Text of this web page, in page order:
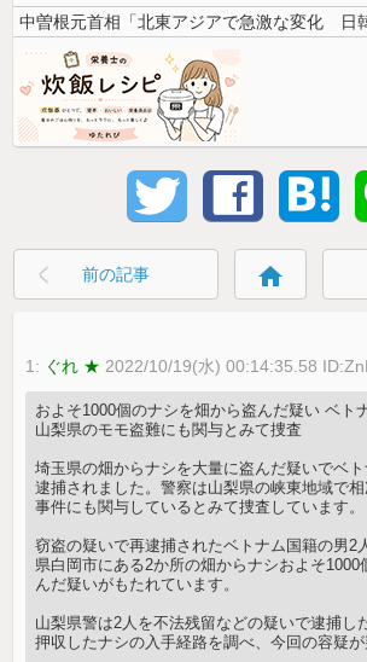
中曽根元首相「北東アジアで急激な変化 日
前の記事 home
1: ぐれ ★ 2022/10/19(水) 00:14:35.58
およそ1000個のナシを畑から盗んだ疑い ベト
山梨県のモモ盗難にも関与とみて捜査
埼玉県の畑からナシを大量に盗んだ疑いでベ
逮捕されました。警察は山梨県の峡東地域で
事件にも関与しているとみて捜査しています。
窃盗の疑いで再逮捕されたベトナム国籍の男2
県白岡市にある2か所の畑からナシおよそ1000
んだ疑いがもたれています。
山梨県警は2人を不法残留などの疑いで逮捕し
押収したナシの入手経路を調べ、今回の容疑が